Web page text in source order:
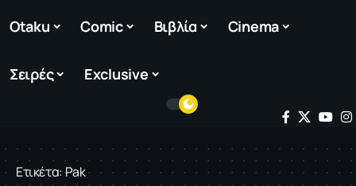
Otaku Comic Βιβλία Cinema
Σειρές Exclusive
Ετικέτα:Pak